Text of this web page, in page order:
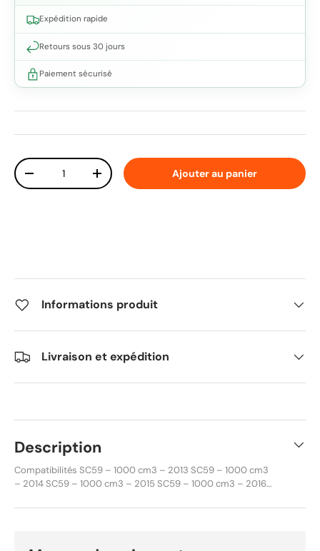
Expédition rapide
Retours sous 30 jours
Paiement sécurisé
Qté
Diminuer la quantitéAugmenter la quantitéAjouter au panier
Informations produit
Livraison et expédition
Description
Compatibilités SC59 – 1000 cm3 – 2013 SC59 – 1000 cm3
– 2014 SC59 – 1000 cm3 – 2015 SC59 – 1000 cm3 – 2016
1000 cm3 – 2019 SC59 – 1000 cm3 – 2008 SC59 – 1000